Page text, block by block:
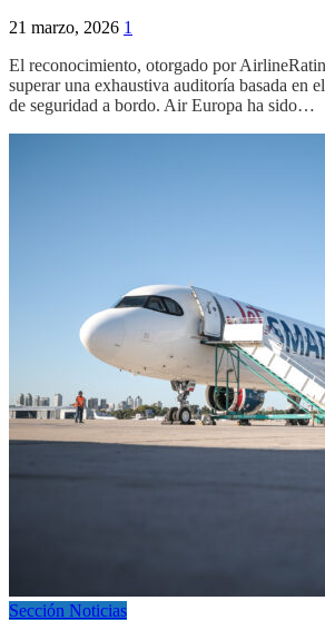
21 marzo, 2026 1
El reconocimiento, otorgado por
superar una exhaustiva auditoría basada en
de seguridad a bordo. Air Europa ha sido…
Sección Noticias